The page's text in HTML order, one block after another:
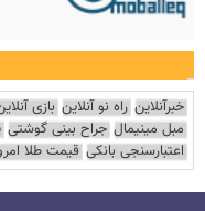
خبرآنلاین راه نو آنلاین بازی
مبل مینیمال جراح بینی گوشتی
اعتبارسنجی بانکی قیمت طلا